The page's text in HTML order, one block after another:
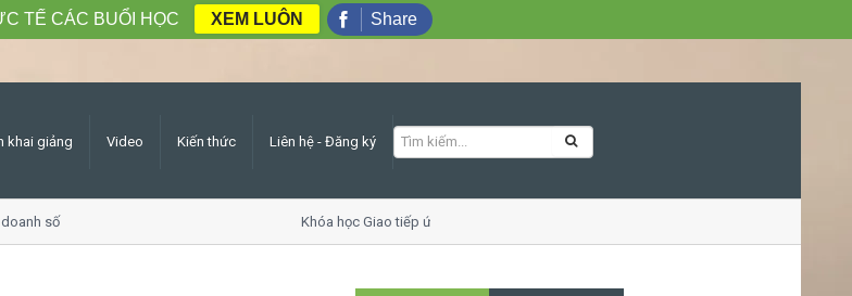
khai giảng Video Kiến thức Liên hệ - Đăng ký
số Khóa học Giao tiếp ứng xử thu hút
TẾ CÁC BUỔI HỌC XEM LUÔN Share